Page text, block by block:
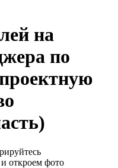
на
по
откроем фото